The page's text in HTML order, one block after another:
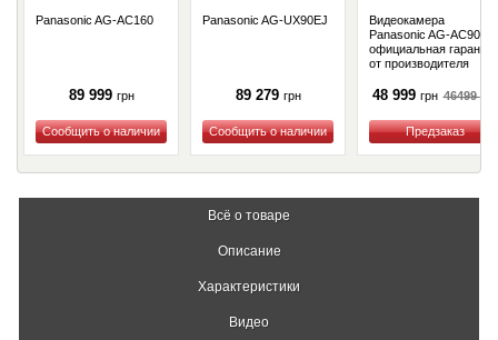
Panasonic AG-AC160
89 999 грн
Купить
Panasonic AG-UX90EJ
89 279 грн
Купить
Видеокамера
Panasonic AG-AC90
официальная гарантия
от производителя
48 999 грн 46499грн
Купить
Всё о товаре
Описание
Характеристики
Видео